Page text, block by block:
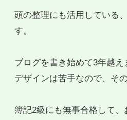
頭の整理にも活用している
す。
ブログを書き始めて3年越え
デザインは苦手なので、そ
簿記2級にも無事合格して